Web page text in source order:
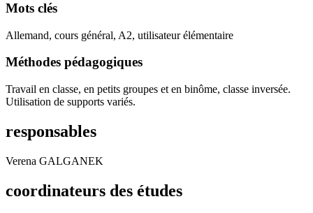
Mots clés
Allemand, cours général, A2, utilisateur élémentaire
Méthodes pédagogiques
Travail en classe, en petits groupes et en binôme, classe inversée.
Utilisation de supports variés.
responsables
Verena GALGANEK
coordinateurs des études